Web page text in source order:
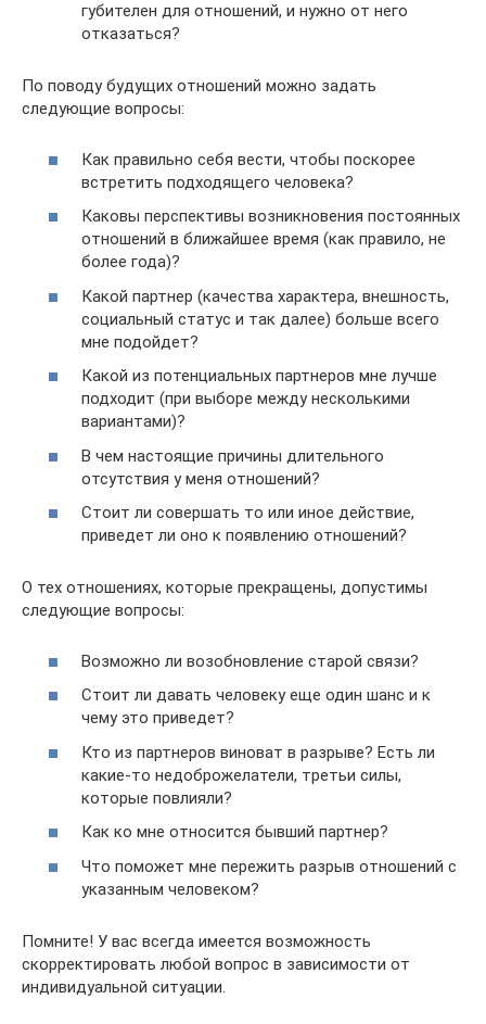
губителен для отношений, и нужно от него
отказаться?
По поводу будущих отношений можно задать
следующие вопросы:
Как правильно себя вести, чтобы поскорее
встретить подходящего человека?
Каковы перспективы возникновения постоянных
отношений в ближайшее время (как правило, не
более года)?
Какой партнер (качества характера, внешность,
социальный статус и так далее) больше всего
мне подойдет?
Какой из потенциальных партнеров мне лучше
подходит (при выборе между несколькими
вариантами)?
В чем настоящие причины длительного
отсутствия у меня отношений?
Стоит ли совершать то или иное действие,
приведет ли оно к появлению отношений?
О тех отношениях, которые прекращены, допустимы
следующие вопросы:
Возможно ли возобновление старой связи?
Стоит ли давать человеку еще один шанс и к
чему это приведет?
Кто из партнеров виноват в разрыве? Есть ли
какие-то недоброжелатели, третьи силы,
которые повлияли?
Как ко мне относится бывший партнер?
Что поможет мне пережить разрыв отношений с
указанным человеком?
Помните! У вас всегда имеется возможность
скорректировать любой вопрос в зависимости от
индивидуальной ситуации.